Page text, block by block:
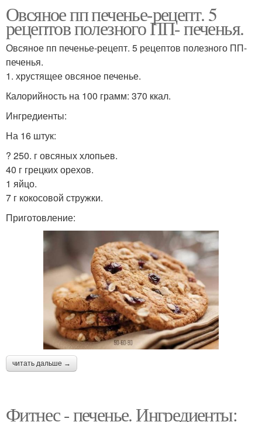
Овсяное пп печенье-рецепт. 5
рецептов полезного ПП- печенья.
Овсяное пп печенье-рецепт. 5 рецептов полезного ПП-
печенья.
1. хрустящее овсяное печенье.
Калорийность на 100 грамм: 370 ккал.
Ингредиенты:
На 16 штук:
? 250. г овсяных хлопьев.
40 г грецких орехов.
1 яйцо.
7 г кокосовой стружки.
Приготовление:
читать дальше →
Фитнес - печенье. Ингредиенты: